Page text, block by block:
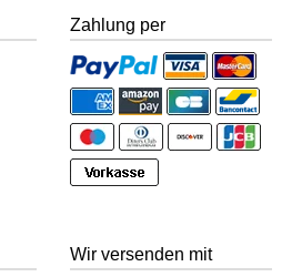
Zahlung per
Wir versenden mit